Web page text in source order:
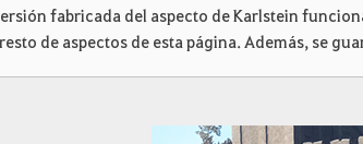
fabricada del aspecto de Karlstein
de aspectos de esta página. Además, se